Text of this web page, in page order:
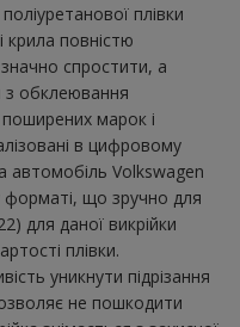
плівки
крила повністю
спростити, а
обклеювання
марок і
в цифровому
автомобіль Volkswagen
що зручно для
для даної викрійки
плівки.
уникнути підрізання
не пошкодити